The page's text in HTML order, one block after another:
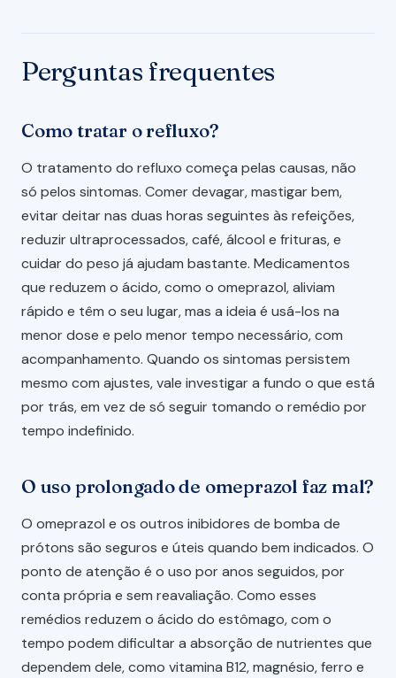
Perguntas frequentes
Como tratar o refluxo?
O tratamento do refluxo começa pelas causas, não
só pelos sintomas. Comer devagar, mastigar bem,
evitar deitar nas duas horas seguintes às refeições,
reduzir ultraprocessados, café, álcool e frituras, e
cuidar do peso já ajudam bastante. Medicamentos
que reduzem o ácido, como o omeprazol, aliviam
rápido e têm o seu lugar, mas a ideia é usá-los na
menor dose e pelo menor tempo necessário, com
acompanhamento. Quando os sintomas persistem
mesmo com ajustes, vale investigar a fundo o que está
por trás, em vez de só seguir tomando o remédio por
tempo indefinido.
O uso prolongado de omeprazol faz mal?
O omeprazol e os outros inibidores de bomba de
prótons são seguros e úteis quando bem indicados. O
ponto de atenção é o uso por anos seguidos, por
conta própria e sem reavaliação. Como esses
remédios reduzem o ácido do estômago, com o
tempo podem dificultar a absorção de nutrientes que
dependem dele, como vitamina B12, magnésio, ferro e